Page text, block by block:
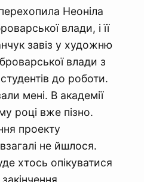
Неоніла
влади, і її
завіз у художню
влади з
до роботи.
мені. В академії
році вже пізно.
проекту
не йшлося.
хтось опікуватися